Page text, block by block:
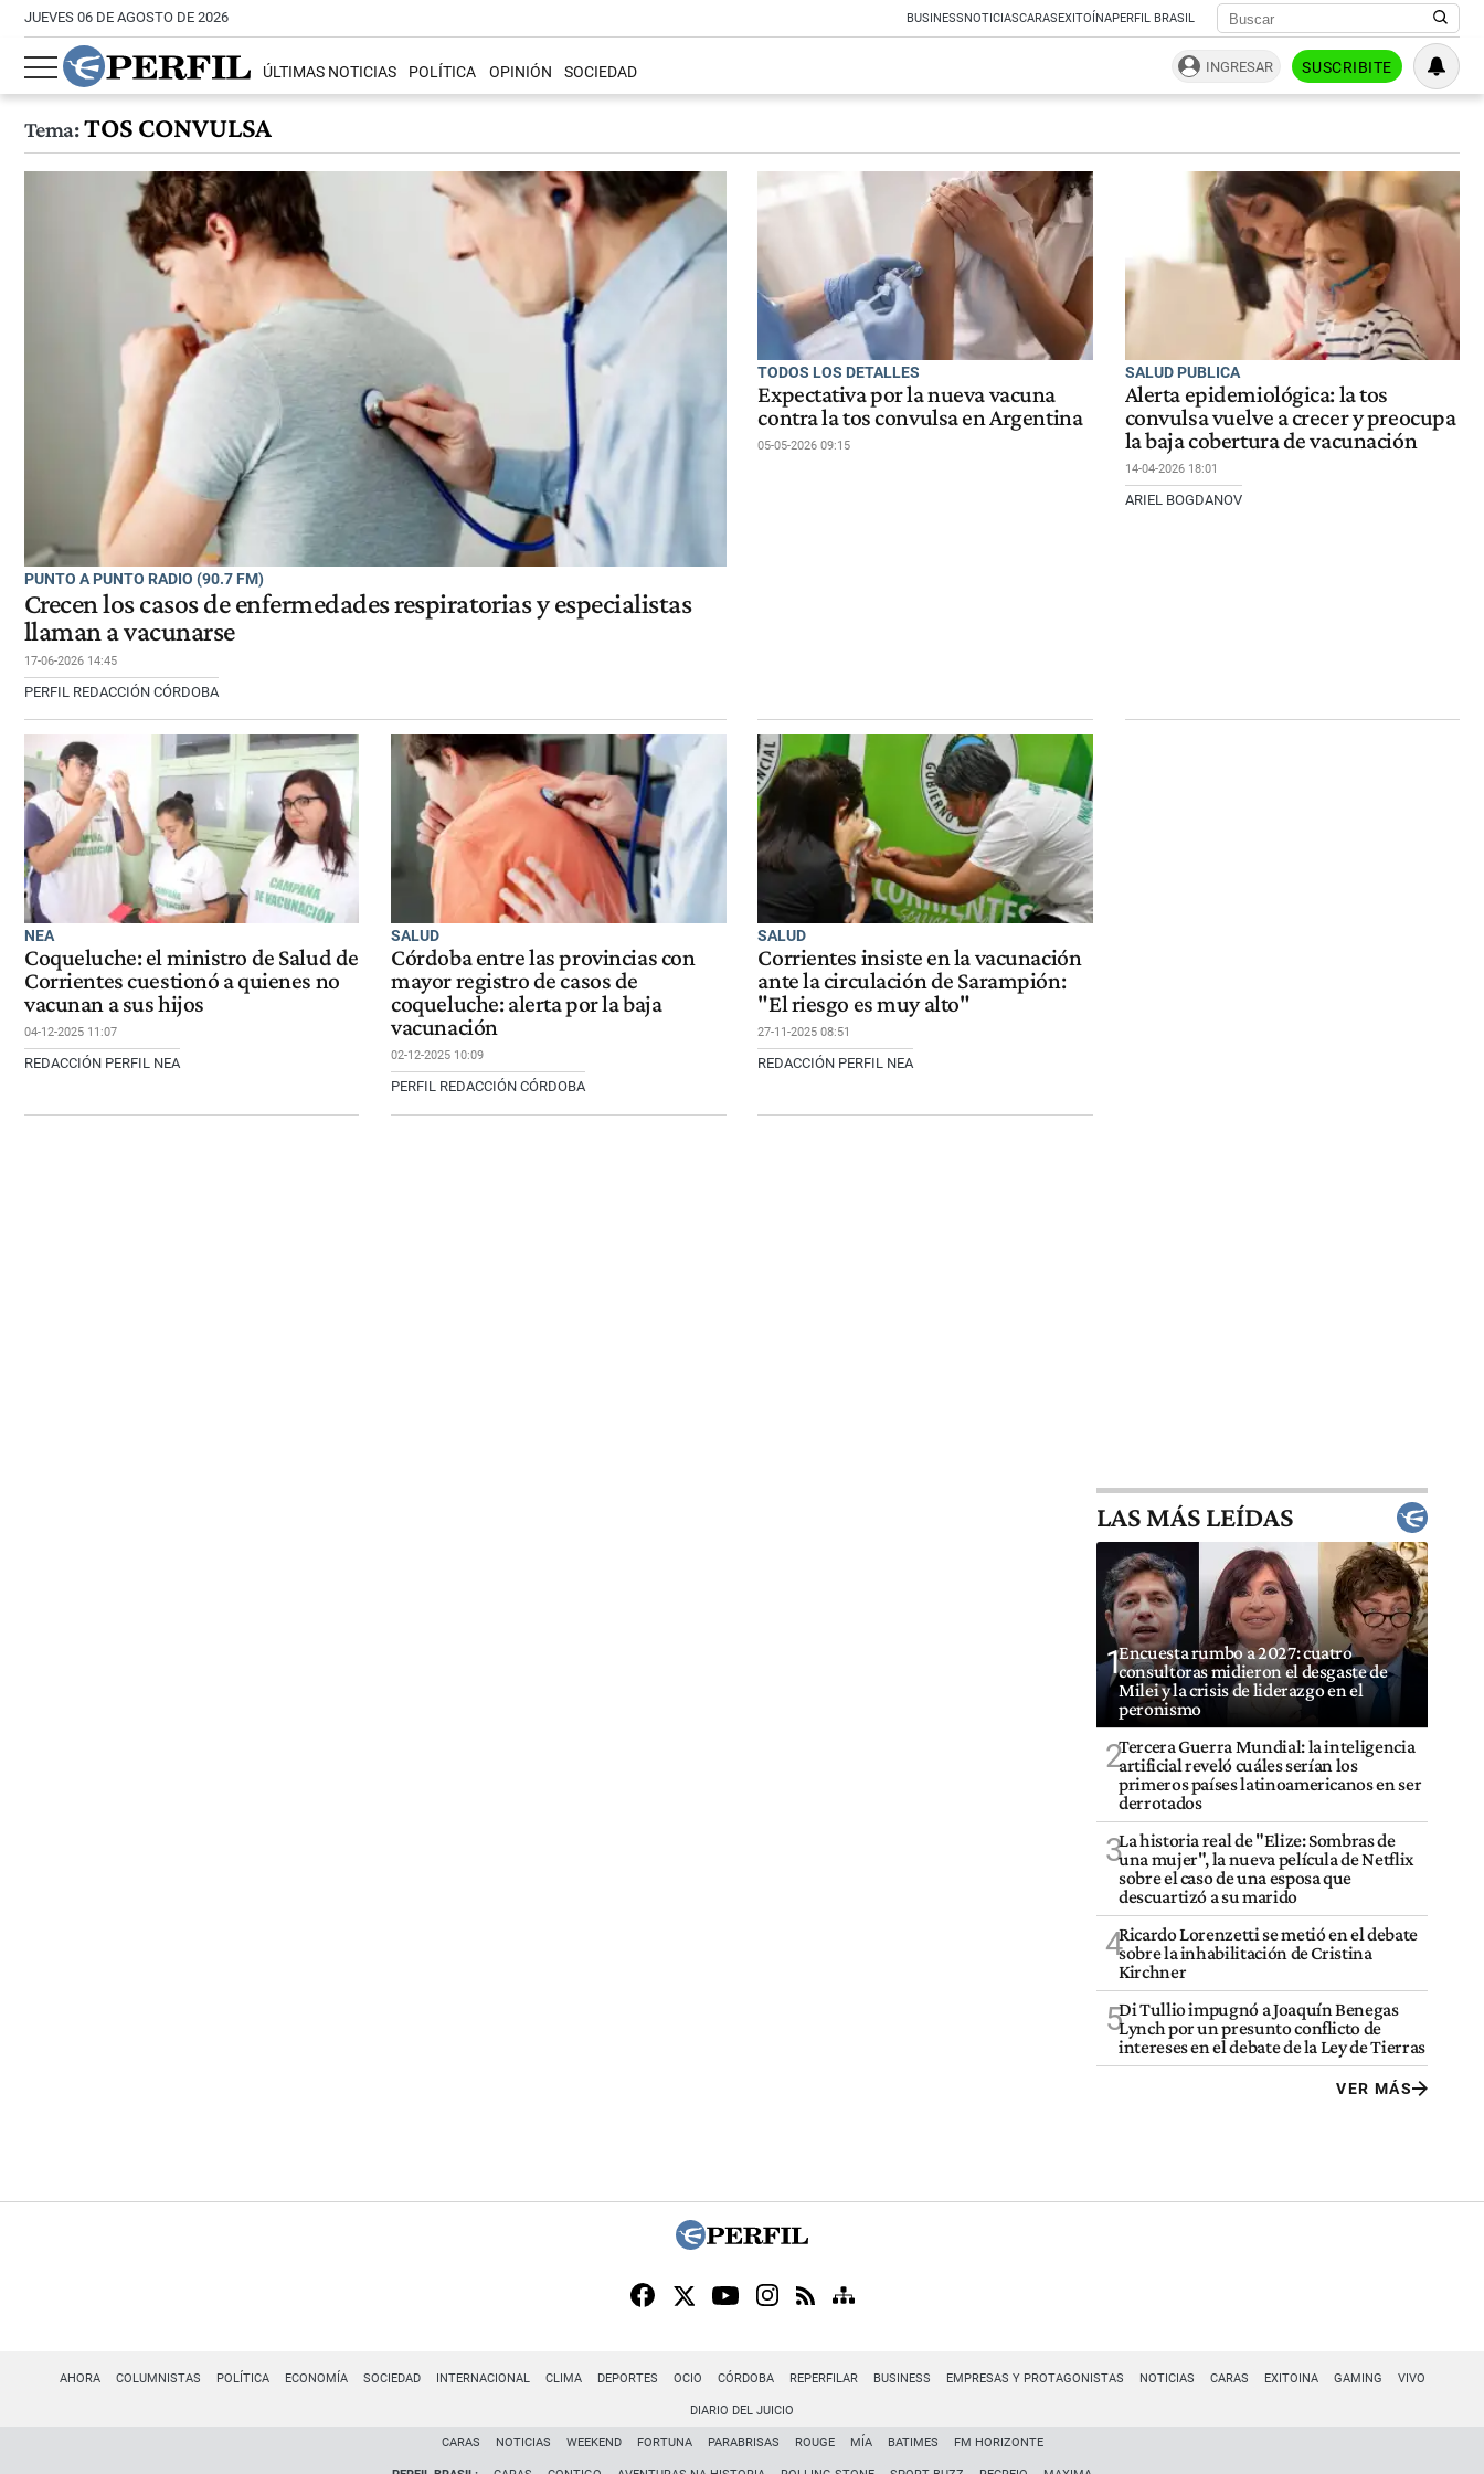
JUEVES 06 DE AGOSTO DE 2026 BUSINESSNOTICIASCARASEXITOÍNAPERFIL BRASIL
ÚLTIMAS NOTICIAS POLÍTICA OPINIÓN SOCIEDAD INGRESAR SUSCRIBITE
Tema:TOS CONVULSA
PUNTO A PUNTO RADIO (90.7 FM)
Crecen los casos de enfermedades respiratorias y especialistas
llaman a vacunarse
17-06-2026 14:45
PERFIL REDACCIÓN CÓRDOBA
TODOS LOS DETALLES
Expectativa por la nueva vacuna
contra la tos convulsa en Argentina
05-05-2026 09:15
SALUD PUBLICA
Alerta epidemiológica: la tos
convulsa vuelve a crecer y preocupa
la baja cobertura de vacunación
14-04-2026 18:01
ARIEL BOGDANOV
NEA
Coqueluche: el ministro de Salud de
Corrientes cuestionó a quienes no
vacunan a sus hijos
04-12-2025 11:07
REDACCIÓN PERFIL NEA
SALUD
Córdoba entre las provincias con
mayor registro de casos de
coqueluche: alerta por la baja
vacunación
02-12-2025 10:09
PERFIL REDACCIÓN CÓRDOBA
SALUD
Corrientes insiste en la vacunación
ante la circulación de Sarampión:
"El riesgo es muy alto"
27-11-2025 08:51
REDACCIÓN PERFIL NEA
LAS MÁS LEÍDAS
1Encuesta rumbo a 2027: cuatro
consultoras midieron el desgaste de
Milei y la crisis de liderazgo en el
peronismo
2Tercera Guerra Mundial: la inteligencia
artificial reveló cuáles serían los
primeros países latinoamericanos en ser
derrotados
3La historia real de "Elize: Sombras de
una mujer", la nueva película de Netflix
sobre el caso de una esposa que
descuartizó a su marido
4Ricardo Lorenzetti se metió en el debate
sobre la inhabilitación de Cristina
Kirchner
5Di Tullio impugnó a Joaquín Benegas
Lynch por un presunto conflicto de
intereses en el debate de la Ley de Tierras
VER MÁS
AHORA COLUMNISTAS POLÍTICA ECONOMÍA SOCIEDAD INTERNACIONAL CLIMA DEPORTES OCIO CÓRDOBA REPERFILAR BUSINESS EMPRESAS Y PROTAGONISTAS NOTICIAS CARAS EXITOINA GAMING VIVO
DIARIO DEL JUICIO
CARAS NOTICIAS WEEKEND FORTUNA PARABRISAS ROUGE MÍA BATIMES FM HORIZONTE